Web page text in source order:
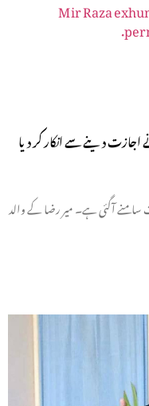
دینے سے انکار کر دیا
آگئی ہے۔ میر رضا کے والد